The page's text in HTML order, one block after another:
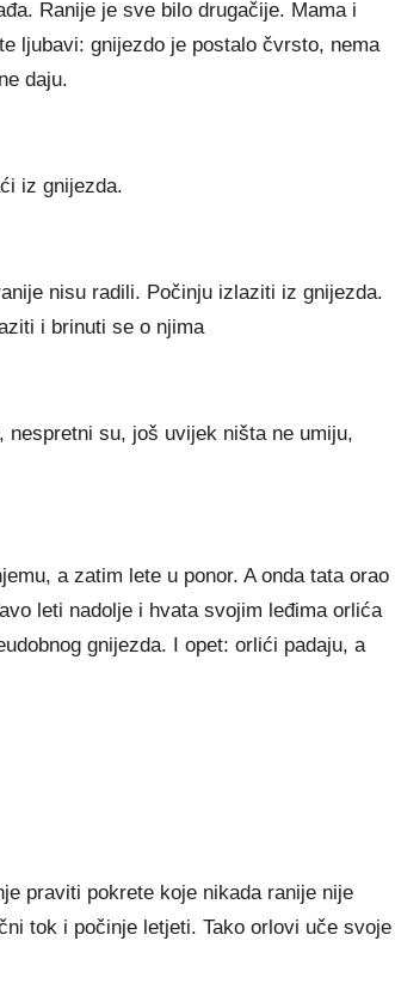
Ranije je sve bilo drugačije. Mama i
ljubavi: gnijezdo je postalo čvrsto, nema
daju.
iz gnijezda.
nisu radili. Počinju izlaziti iz gnijezda.
i brinuti se o njima
su, još uvijek ništa ne umiju,
a zatim lete u ponor. A onda tata orao
leti nadolje i hvata svojim leđima orlića
gnijezda. I opet: orlići padaju, a
praviti pokrete koje nikada ranije nije
tok i počinje letjeti. Tako orlovi uče svoje